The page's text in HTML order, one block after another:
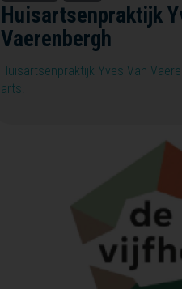
Huisartsenpraktijk
Vaerenbergh
Huisartsenpraktijk Yves Van
arts.